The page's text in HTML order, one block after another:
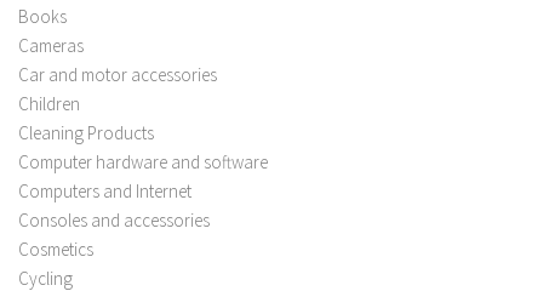
Books
Cameras
Car and motor accessories
Children
Cleaning Products
Computer hardware and software
Computers and Internet
Consoles and accessories
Cosmetics
Cycling